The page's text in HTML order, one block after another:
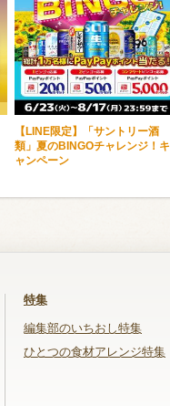
【LINE限定】「サントリー酒
類」夏のBINGOチャレンジ！キ
ャンペーン
特集
編集部のいちおし特集
ひとつの食材アレンジ特集